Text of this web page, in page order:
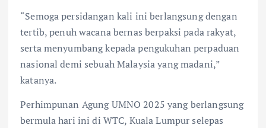
“Semoga persidangan kali ini berlangsung dengan
tertib, penuh wacana bernas berpaksi pada rakyat,
serta menyumbang kepada pengukuhan perpaduan
nasional demi sebuah Malaysia yang madani,”
katanya.
Perhimpunan Agung UMNO 2025 yang berlangsung
bermula hari ini di WTC, Kuala Lumpur selepas